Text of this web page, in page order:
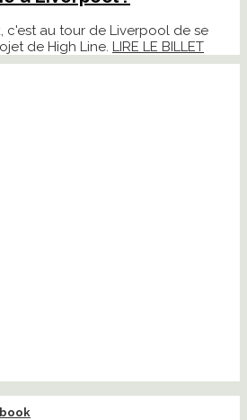
c'est au tour de Liverpool de se
de High Line. LIRE LE BILLET